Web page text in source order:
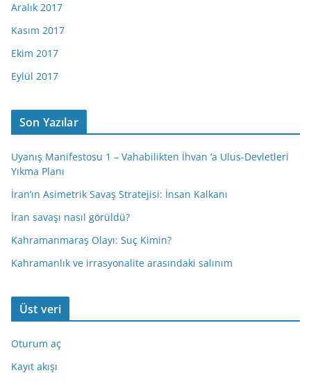
Aralık 2017
Kasım 2017
Ekim 2017
Eylül 2017
Son Yazılar
Uyanış Manifestosu 1 – Vahabilikten İhvan ‘a Ulus-Devletleri
Yıkma Planı
İran’ın Asimetrik Savaş Stratejisi: İnsan Kalkanı
İran savaşı nasıl görüldü?
Kahramanmaraş Olayı: Suç Kimin?
Kahramanlık ve irrasyonalite arasındaki salınım
Üst veri
Oturum aç
Kayıt akışı